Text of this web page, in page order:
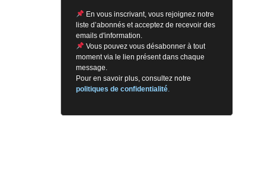
En vous inscrivant, vous rejoignez notre
liste d’abonnés et acceptez de recevoir des
emails d'information.
Vous pouvez vous désabonner à tout
moment via le lien présent dans chaque
message.
Pour en savoir plus, consultez notre
politiques de confidentialité